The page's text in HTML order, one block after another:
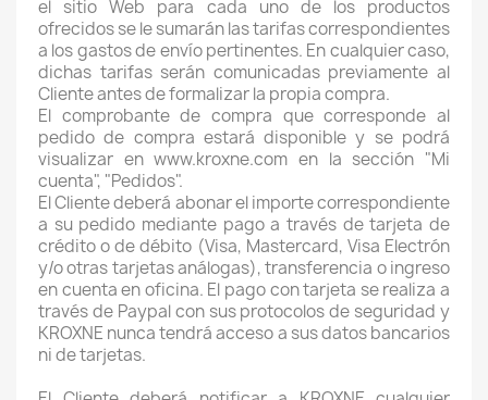
el sitio Web para cada uno de los productos
ofrecidos se le sumarán las tarifas correspondientes
a los gastos de envío pertinentes. En cualquier caso,
dichas tarifas serán comunicadas previamente al
Cliente antes de formalizar la propia compra.
El comprobante de compra que corresponde al
pedido de compra estará disponible y se podrá
visualizar en www.kroxne.com en la sección "Mi
cuenta", "Pedidos".
El Cliente deberá abonar el importe correspondiente
a su pedido mediante pago a través de tarjeta de
crédito o de débito (Visa, Mastercard, Visa Electrón
y/o otras tarjetas análogas), transferencia o ingreso
en cuenta en oficina. El pago con tarjeta se realiza a
través de Paypal con sus protocolos de seguridad y
KROXNE nunca tendrá acceso a sus datos bancarios
ni de tarjetas.